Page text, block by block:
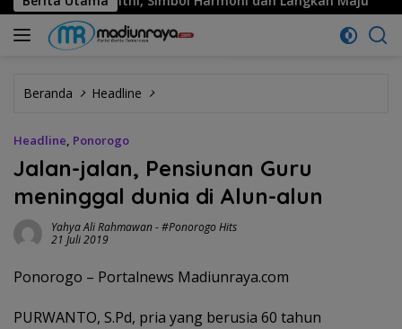
Beranda Headline
Headline, Ponorogo
Jalan-jalan, Pensiunan Guru
meninggal dunia di Alun-alun
Yahya Ali Rahmawan-#Ponorogo Hits
21 Juli 2019
Ponorogo – Portalnews Madiunraya.com
PURWANTO, S.Pd, pria yang berusia 60 tahun